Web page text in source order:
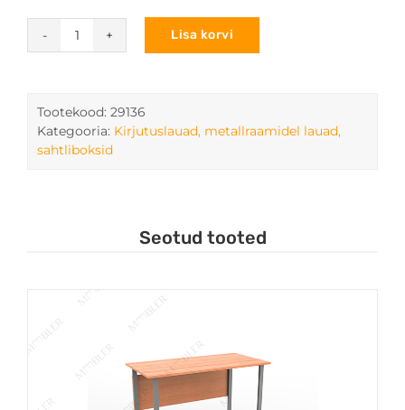
Mudel
kogus
Lisa korvi
Tootekood: 29136
Kategooria: Kirjutuslauad, metallraamidel lauad,
sahtliboksid
Seotud tooted